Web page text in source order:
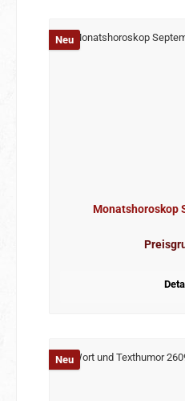
Neu
Monatshoroskop
Neu